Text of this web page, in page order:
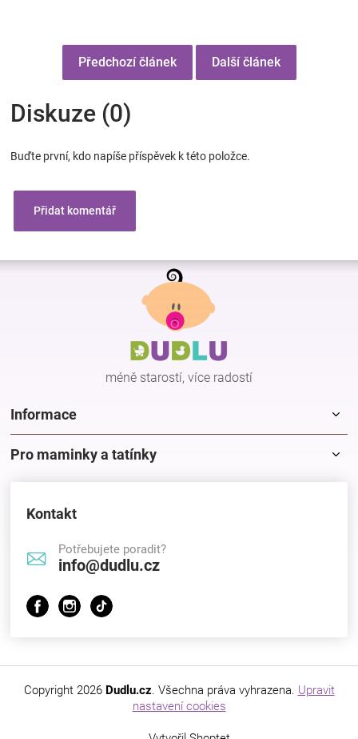
Předchozí článek Další článek
Diskuze (0)
Buďte první, kdo napíše příspěvek k této položce.
Přidat komentář
Z
méně starostí, více radostí
Informace
Pro maminky a tatínky
Kontakt
Potřebujete poradit?
info@dudlu.cz
Copyright 2026 Dudlu.cz. Všechna práva vyhrazena. Upravit
nastavení cookies